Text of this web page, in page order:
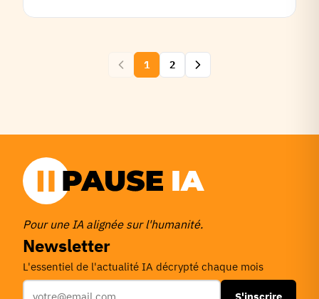
1 2
Pour une IA alignée sur l'humanité.
Newsletter
L'essentiel de l'actualité IA décrypté chaque mois
S'inscrire